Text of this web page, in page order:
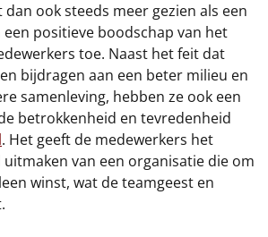
ook steeds meer gezien als een
een positieve boodschap van het
toe. Naast het feit dat
bijdragen aan een beter milieu en
samenleving, hebben ze ook een
betrokkenheid en tevredenheid
. Het geeft de medewerkers het
uitmaken van een organisatie die om
winst, wat de teamgeest en